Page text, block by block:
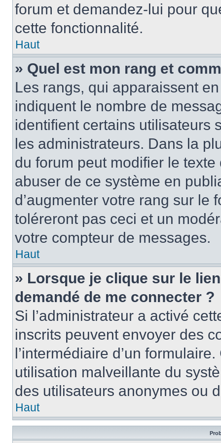
forum et demandez-lui pour
cette fonctionnalité.
Haut
» Quel est mon rang et
Les rangs, qui apparaissent
indiquent le nombre de
identifient certains utilisateurs
les administrateurs. Dans la
du forum peut modifier le
abuser de ce système en
d’augmenter votre rang sur le
toléreront pas ceci et un
votre compteur de messages.
Haut
» Lorsque je clique sur le
demandé de me connecter ?
Si l’administrateur a activé
inscrits peuvent envoyer des
l’intermédiaire d’un
utilisation malveillante du
des utilisateurs anonymes ou
Haut